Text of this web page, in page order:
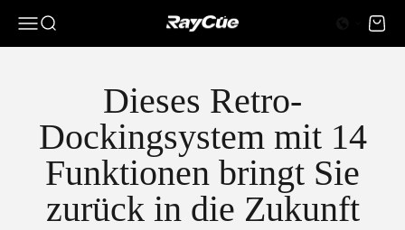
MenüSuche RayCue
0 Artikel
0
Dieses Retro-
Dockingsystem mit 14
Funktionen bringt Sie
zurück in die Zukunft